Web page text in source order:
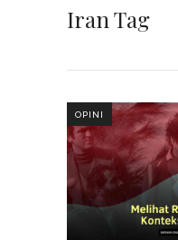
Iran Tag
OPINI